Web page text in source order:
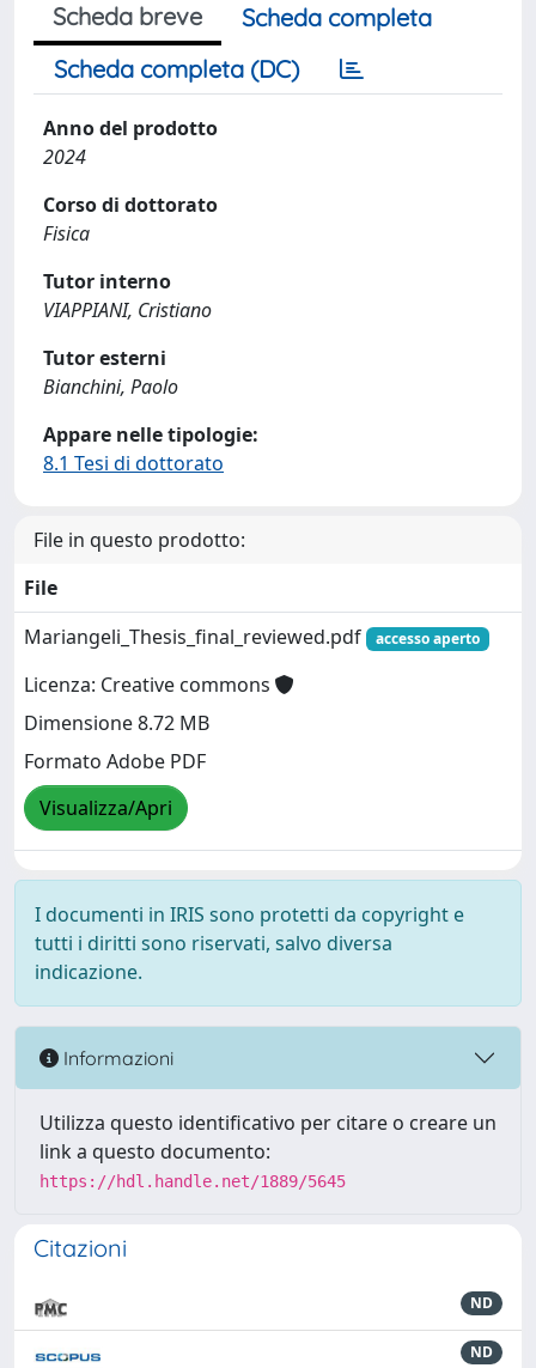
Scheda breve
Scheda completa
Scheda completa (DC)
Anno del prodotto
2024
Corso di dottorato
Fisica
Tutor interno
VIAPPIANI, Cristiano
Tutor esterni
Bianchini, Paolo
Appare nelle tipologie:
8.1 Tesi di dottorato
File in questo prodotto:
File
Mariangeli_Thesis_final_reviewed.pdf
accesso aperto
Licenza: Creative commons
Dimensione 8.72 MB
Formato Adobe PDF
Visualizza/Apri
I documenti in IRIS sono protetti da copyright e
tutti i diritti sono riservati, salvo diversa
indicazione.
Informazioni
Utilizza questo identificativo per citare o creare un
link a questo documento:
https://hdl.handle.net/1889/5645
Citazioni
ND
ND